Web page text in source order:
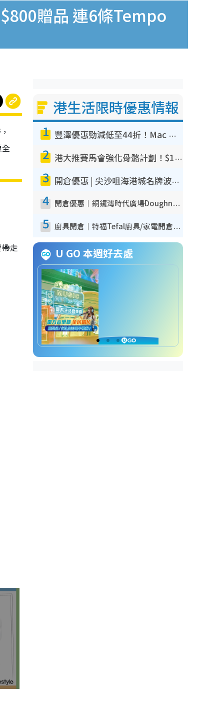
贈品 連6條Tempo
走
港生活限時優惠情報
1 豐澤優惠勁減低至44折！Mac mini/iPhone17Pro大減價！廚房家電$220起
2 港大推賽馬會強化骨骼計劃！$100骨質密度X光檢查 完成免費運動訓練送超市禮券！附參加資格
3 開倉優惠 | 尖沙咀海港城名牌波鞋開倉低至1折！On鞋$899起／Joy&Peace鞋履$98起
4 開倉優惠｜銅鑼灣時代廣場Doughnut/Campo Marzio開倉低至1折！背囊、書包、手袋劈價$200起
5 廚具開倉｜特福Tefal廚具/家電開倉低至3折！$220起買平底鍋/炒鑊/湯煲！電飯煲/吸塵機/燙斗$418起
U GO 本週好去處